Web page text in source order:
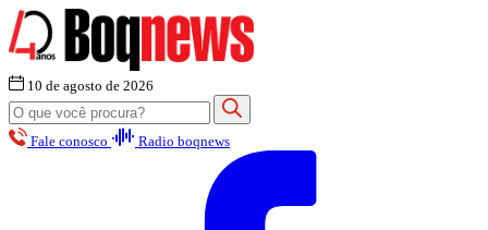
10 de agosto de 2026
Fale conosco Radio boqnews